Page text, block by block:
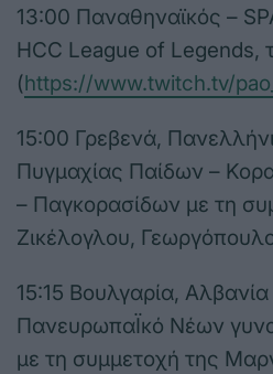
13:00 Παναθηναϊκός –
HCC League of Legends,
(https://www.twitch.tv/
15:00 Γρεβενά,
Πυγμαχίας Παίδων –
– Παγκορασίδων με τη
Ζικέλογλου,
15:15 Βουλγαρία,
ΠανευρωπαΪκό Νέων
με τη συμμετοχή της